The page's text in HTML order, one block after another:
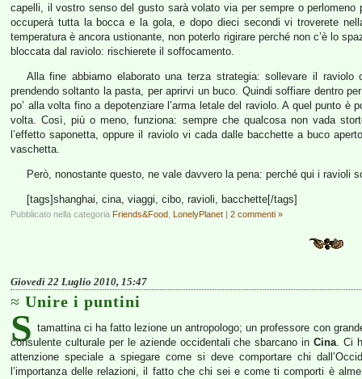
capelli, il vostro senso del gusto sarà volato via per sempre o
occuperà tutta la bocca e la gola, e dopo dieci secondi vi troverete
temperatura è ancora ustionante, non poterlo rigirare perché non c’è lo
bloccata dal raviolo: rischierete il soffocamento.
Alla fine abbiamo elaborato una terza strategia: sollevare il
prendendo soltanto la pasta, per aprirvi un buco. Quindi soffiare dentro
po’ alla volta fino a depotenziare l’arma letale del raviolo. A quel punto è
volta. Così, più o meno, funziona: sempre che qualcosa non vada
l’effetto saponetta, oppure il raviolo vi cada dalle bacchette a buco
vaschetta.
Però, nonostante questo, ne vale davvero la pena: perché qui i ravioli
[tags]shanghai, cina, viaggi, cibo, ravioli, bacchette[/tags]
Pubblicato nella categoria Friends&Food LonelyPlanet | 2 commenti »
Giovedì 22 Luglio 2010, 15:47
Unire i puntini
S tamattina ci ha fatto lezione un antropologo; un professore con
consulente culturale per le aziende occidentali che sbarcano inCina . Ci
attenzione speciale a spiegare come si deve comportare chi
l’importanza delle relazioni, il fatto che chi sei e come ti comporti è